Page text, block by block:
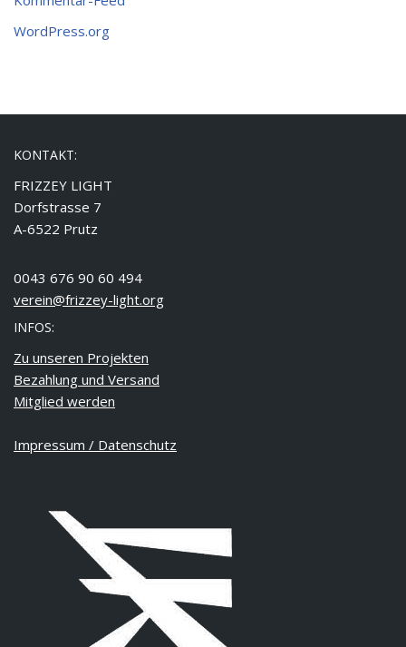
WordPress.org
KONTAKT:
FRIZZEY LIGHT
Dorfstrasse 7
A-6522 Prutz
0043 676 90 60 494
verein@frizzey-light.org
INFOS:
Zu unseren Projekten
Bezahlung und Versand
Mitglied werden
Impressum / Datenschutz